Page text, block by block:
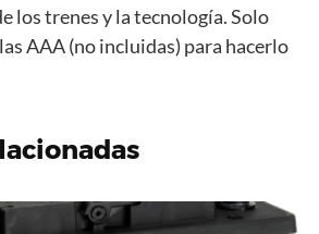
los trenes y la tecnología. Solo
AAA (no incluidas) para hacerlo